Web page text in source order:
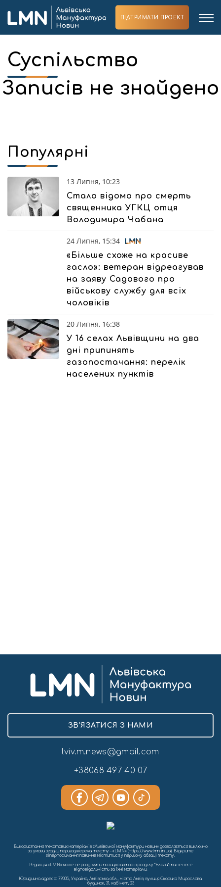
ПІДТРИМАТИ ПРОЕКТ
Суспільство
Записів не знайдено
Популярні
13 Липня, 10:23
Стало відомо про смерть
священника УГКЦ отця
Володимира Чабана
24 Липня, 15:34
«Більше схоже на красиве
гасло»: ветеран відреагував
на заяву Садового про
військову службу для всіх
чоловіків
20 Липня, 16:38
У 16 селах Львівщини на два
дні припинять
газопостачання: перелік
населених пунктів
ЗВ’ЯЗАТИСЯ З НАМИ
lviv.m.news@gmail.com
+38068 497 40 07
Використання текстових матеріалів «Львівської мануфактури новин» дозволяється виключно
за умови згадки першоджерела тексту – «LMN» (https://www.lmn.in.ua). Відкрите
гіперпосилання повинне міститися у першому абзаці тексту.
Редакція «LMN» може не розділяти позицію авторів розділу “Блоги” та не несе
відповідальність за їхні матеріали.
Юридична адреса: 79005, Україна, Львівська обл., місто Львів, вулиця Скорика Мирослава,
будинок, 31, кабінет, 23